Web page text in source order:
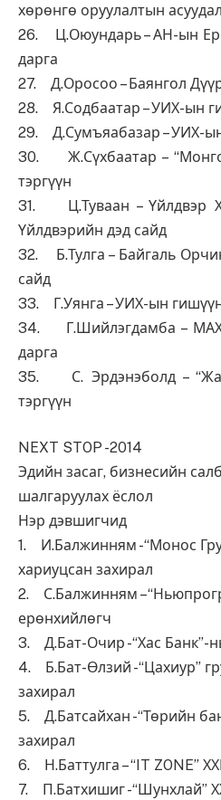
хөрөнгө оруулалтын
26. Ц.Оюундарь – АН-ын
дарга
27. Д.Оросоо – Баянгол
28. Я.Содбаатар – УИХ-ын
29. Д.Сумъяабазар – УИХ-
30. Ж.Сүхбаатар –
тэргүүн
31. Ц.Туваан – Үйлдвэр
Үйлдвэрийн дэд сайд
32. Б.Тулга – Байгаль
сайд
33. Г.Уянга – УИХ-ын
34. Г.Шийлэгдамба –
дарга
35. С. Эрдэнэболд –
тэргүүн
NEXT STOP -2014
Эдийн засаг, бизнесийн
шалгаруулах ёслол
Нэр дэвшигчид
1. И.Балжинням -“Монос
хариуцсан захирал
2. С.Балжинням
ерөнхийлөгч
3. Д.Бат-Очир -“Хас Банк”-
4. Б.Бат-Өлзий -“Цахиур”
захирал
5. Д.Батсайхан -“Төрийн
захирал
6. Н.Баттулга – “IT ZONE”
7. П.Батхишиг -“Шунхлай”